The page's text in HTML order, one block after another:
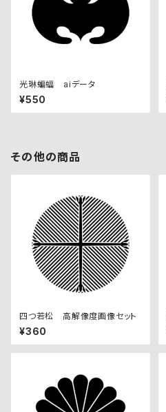
光琳蝙蝠 aiデータ
¥550
その他の商品
四つ若松 高解像度画像セット
¥360